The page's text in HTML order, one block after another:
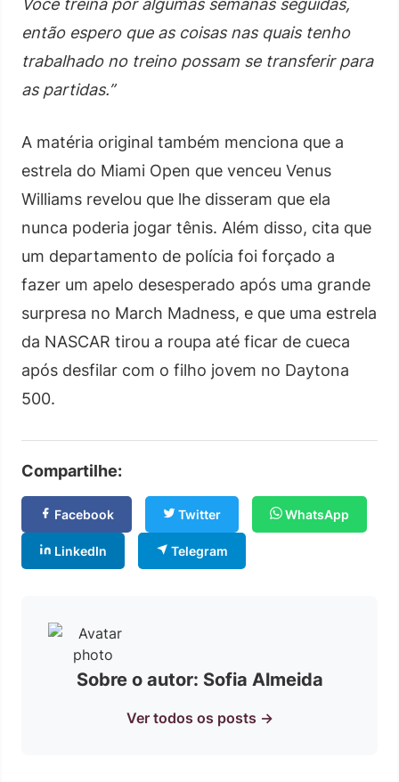
Você treina por algumas semanas seguidas,
então espero que as coisas nas quais tenho
trabalhado no treino possam se transferir para
as partidas.”
A matéria original também menciona que a
estrela do Miami Open que venceu Venus
Williams revelou que lhe disseram que ela
nunca poderia jogar tênis. Além disso, cita que
um departamento de polícia foi forçado a
fazer um apelo desesperado após uma grande
surpresa no March Madness, e que uma estrela
da NASCAR tirou a roupa até ficar de cueca
após desfilar com o filho jovem no Daytona
500.
Compartilhe:
Facebook Twitter WhatsApp
LinkedIn Telegram
Sobre o autor: Sofia Almeida
Ver todos os posts →